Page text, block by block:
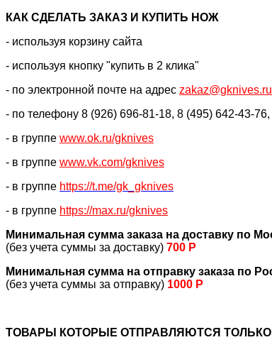
КАК CДЕЛАТЬ ЗАКАЗ И КУПИТЬ НОЖ
- используя корзину сайта
- используя кнопку "купить в 2 клика"
- по электронной почте на адрес zakaz@gknives.ru
- по телефону 8 (926) 696-81-18, 8 (495) 642-43-
- в группе www.ok.ru/gknives
- в группе www.vk.com/gknives
- в группе https://t.me/gk_gknives
- в группе https://max.ru/gknives
Минимальная сумма заказа на доставку по
(без учета суммы за доставку) 700 Р
Минимальная сумма на отправку заказа по
(без учета суммы за отправку) 1000 Р
ТОВАРЫ КОТОРЫЕ ОТПРАВЛЯЮТСЯ